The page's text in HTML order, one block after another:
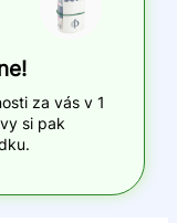
za vás v 1
si pak